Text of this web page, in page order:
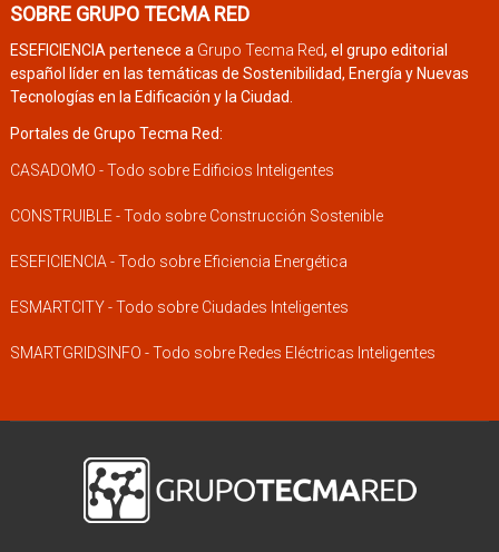
SOBRE GRUPO TECMA RED
ESEFICIENCIA pertenece a Grupo Tecma Red, el grupo editorial
español líder en las temáticas de Sostenibilidad, Energía y Nuevas
Tecnologías en la Edificación y la Ciudad.
Portales de Grupo Tecma Red:
CASADOMO - Todo sobre Edificios Inteligentes
CONSTRUIBLE - Todo sobre Construcción Sostenible
ESEFICIENCIA - Todo sobre Eficiencia Energética
ESMARTCITY - Todo sobre Ciudades Inteligentes
SMARTGRIDSINFO - Todo sobre Redes Eléctricas Inteligentes